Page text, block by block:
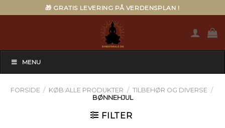
to
🎁 GRATIS LEVERING PÅ VERDENSPLAN !
MENU
FORSIDE / KØB ALLE PRODUKTER / TILBEHØR OG DIVERSE /
BØNNEHJUL
FILTER